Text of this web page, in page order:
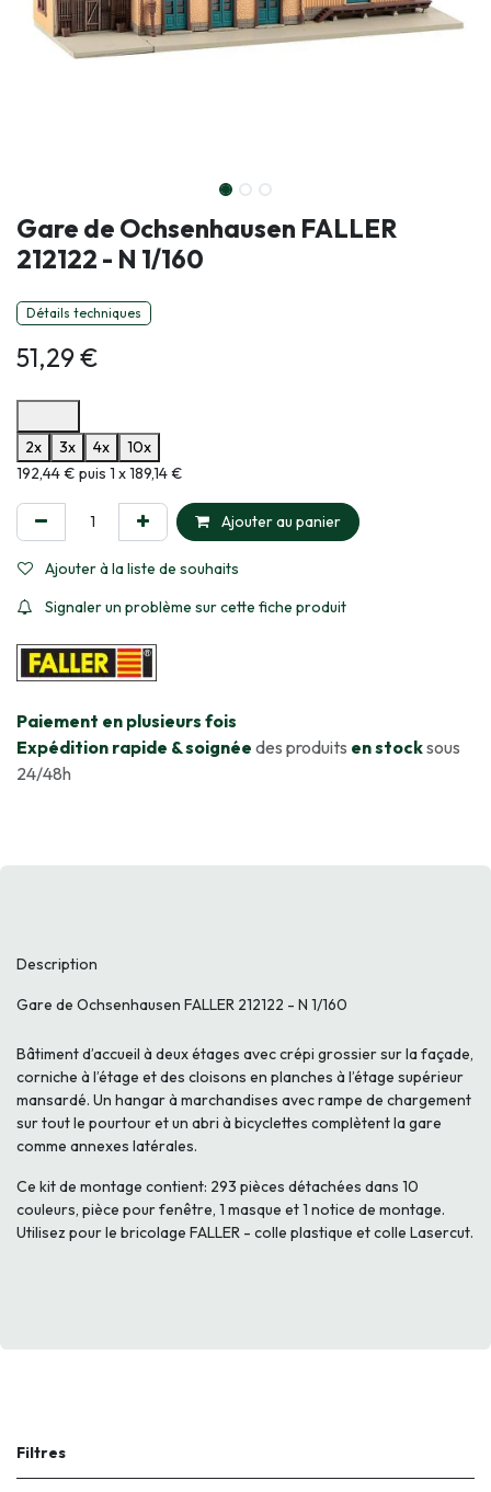
Gare de Ochsenhausen FALLER
212122 - N 1/160
Détails techniques
51,29€
2x
3x 4x
10x
Informations sur le plan de paiement sélectionné
192,44 € puis 1 x 189,14 €
Ajouter au panier
Ajouter à la liste de souhaits
Signaler un problème sur cette fiche produit
​Paiement en plusieurs fois
Expédition rapide & soignée des produits en stocksous
24/48h
Description
Gare de Ochsenhausen FALLER 212122 - N 1/160
Bâtiment d’accueil à deux étages avec crépi grossier sur la façade,
corniche à l’étage et des cloisons en planches à l’étage supérieur
mansardé. Un hangar à marchandises avec rampe de chargement
sur tout le pourtour et un abri à bicyclettes complètent la gare
comme annexes latérales.
Ce kit de montage contient: 293 pièces détachées dans 10
couleurs, pièce pour fenêtre, 1 masque et 1 notice de montage.
Utilisez pour le bricolage FALLER - colle plastique et colle Lasercut.
Filtres